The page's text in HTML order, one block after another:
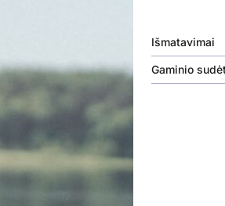
Išmatavimai
Gaminio